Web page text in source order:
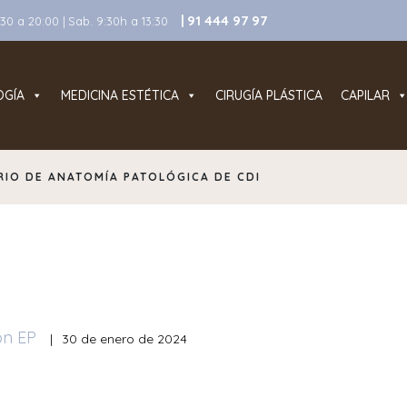
a 20:00 | Sab. 9:30h a 13:30 | 91 444 97 97
MEDICINA ESTÉTICA CIRUGÍA PLÁSTICA CAPILAR
DE ANATOMÍA PATOLÓGICA DE CDI
EP | 30 de enero de 2024